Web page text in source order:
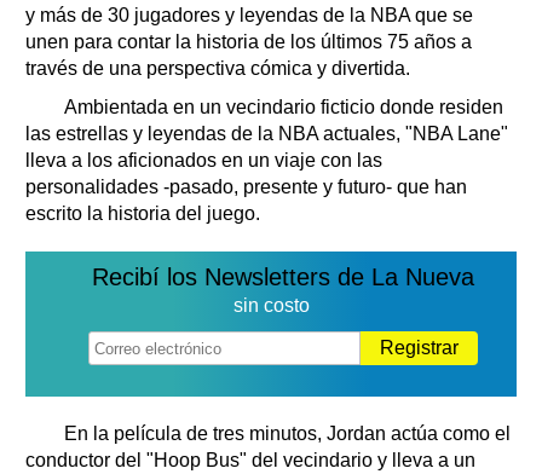
y más de 30 jugadores y leyendas de la NBA que se
unen para contar la historia de los últimos 75 años a
través de una perspectiva cómica y divertida.
Ambientada en un vecindario ficticio donde residen
las estrellas y leyendas de la NBA actuales, "NBA Lane"
lleva a los aficionados en un viaje con las
personalidades -pasado, presente y futuro- que han
escrito la historia del juego.
Recibí los Newsletters de La Nueva
sin costo
Registrar
En la película de tres minutos, Jordan actúa como el
conductor del "Hoop Bus" del vecindario y lleva a un